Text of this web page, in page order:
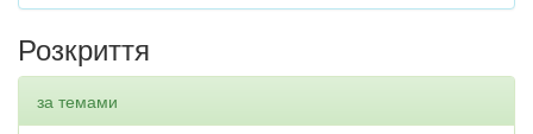
Розкриття
за темами